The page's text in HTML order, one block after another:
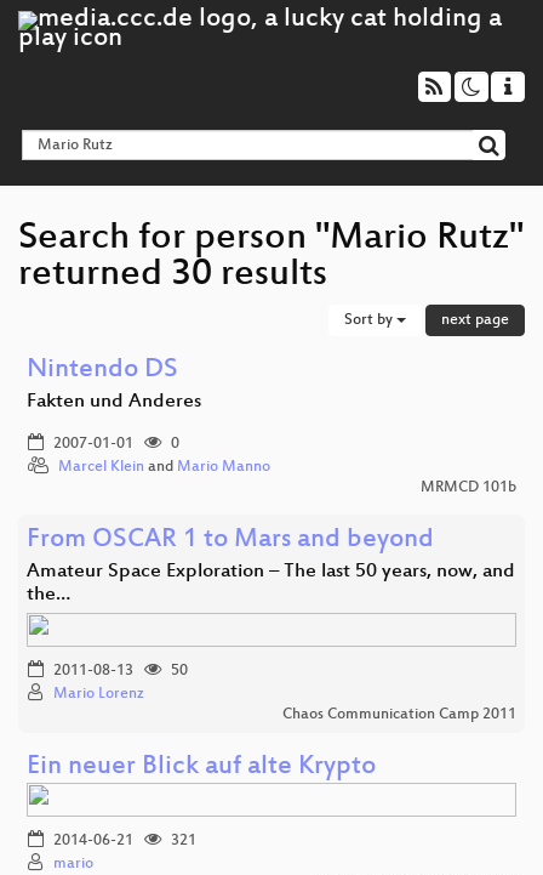
Search for person "Mario Rutz"
returned 30 results
Sort by next page
Nintendo DS
Fakten und Anderes
2007-01-01
0
Marcel Klein and Mario Manno
MRMCD 101b
From OSCAR 1 to Mars and beyond
Amateur Space Exploration – The last 50 years, now, and
the…
2011-08-13
50
Mario Lorenz
Chaos Communication Camp 2011
Ein neuer Blick auf alte Krypto
2014-06-21
321
mario